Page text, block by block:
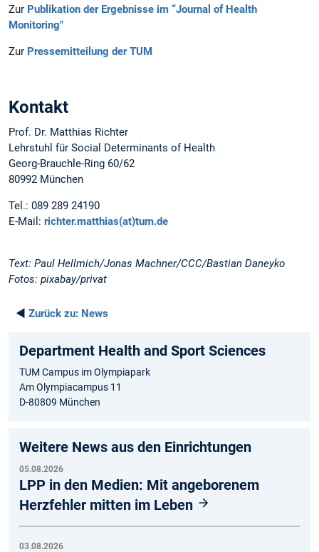
Zur Publikation der Ergebnisse im “Journal of Health
Monitoring"
Zur Pressemitteilung der TUM
Kontakt
Prof. Dr. Matthias Richter
Lehrstuhl für Social Determinants of Health
Georg-Brauchle-Ring 60/62
80992 München
Tel.: 089 289 24190
E-Mail: richter.matthias(at)tum.de
Text: Paul Hellmich/Jonas Machner/CCC/Bastian Daneyko
Fotos: pixabay/privat
◄ Zurück zu: News
Department Health and Sport Sciences
TUM Campus im Olympiapark
Am Olympiacampus 11
D-80809 München
Weitere News aus den Einrichtungen
05.08.2026
LPP in den Medien: Mit angeborenem
Herzfehler mitten im Leben
03.08.2026